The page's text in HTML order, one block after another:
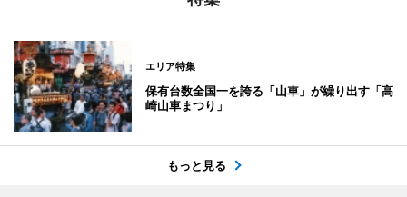
エリア特集
保有台数全国一を誇る「山車」が繰り出す「高
崎山車まつり」
もっと見る